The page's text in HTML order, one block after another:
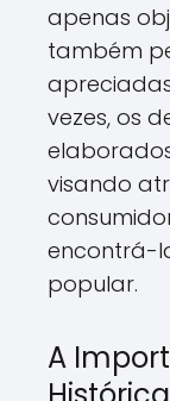
apenas
também
vezes, os
visando
encontrá-
popular.
A